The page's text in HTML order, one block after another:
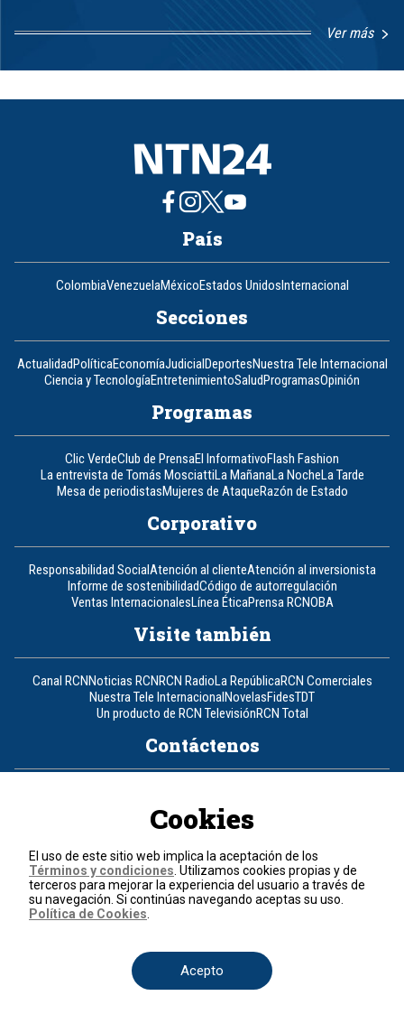
Ver más
8
País
ColombiaVenezuelaMéxicoEstados UnidosInternacional
Secciones
ActualidadPolíticaEconomíaJudicialDeportesNuestra Tele Internacional
Ciencia y TecnologíaEntretenimientoSaludProgramasOpinión
Programas
Clic VerdeClub de PrensaEl InformativoFlash Fashion
La entrevista de Tomás MosciattiLa MañanaLa NocheLa Tarde
Mesa de periodistasMujeres de AtaqueRazón de Estado
Corporativo
Responsabilidad SocialAtención al clienteAtención al inversionista
Informe de sostenibilidadCódigo de autorregulación
Ventas InternacionalesLínea ÉticaPrensa RCNOBA
Visite también
Canal RCNNoticias RCNRCN RadioLa RepúblicaRCN Comerciales
Nuestra Tele InternacionalNovelasFidesTDT
Un producto de RCN TelevisiónRCN Total
Contáctenos
Política de cookies
Términos y condiciones
© 2026, RCN Medios.
Todos los derechos reservados.
Cookies
El uso de este sitio web implica la aceptación de los
Términos y condiciones . Utilizamos cookies propias y de
terceros para mejorar la experiencia del usuario a través de
su navegación. Si continúas navegando aceptas su uso.
Política de Cookies
Acepto